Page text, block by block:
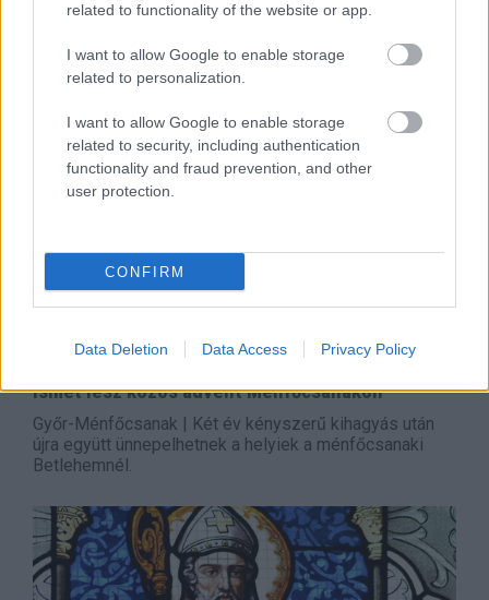
related to functionality of the website or app.
I want to allow Google to enable storage
related to personalization.
I want to allow Google to enable storage
related to security, including authentication
functionality and fraud prevention, and other
user protection.
CONFIRM
Data Deletion Data Access Privacy Policy
ma emberének egyre nehezebb a zsúfolt plázák
csendes szeretet ösvényén maradni.
Ismét lesz közös advent Ménfőcsanakon
Győr-Ménfőcsanak | Két év kényszerű kihagyás után
újra együtt ünnepelhetnek a helyiek a ménfőcsanaki
Betlehemnél.